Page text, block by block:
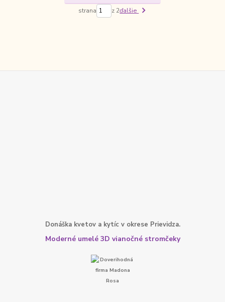
strana z 2ďalšie
Donáška kvetov a kytíc v okrese Prievidza.
Moderné umelé 3D vianočné stromčeky